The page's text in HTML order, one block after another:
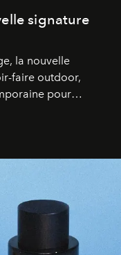
signature
la nouvelle
faire outdoor,
pour